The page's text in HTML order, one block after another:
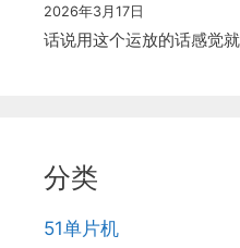
2026年3月17日
话说用这个运放的话感觉
分类
51单片机